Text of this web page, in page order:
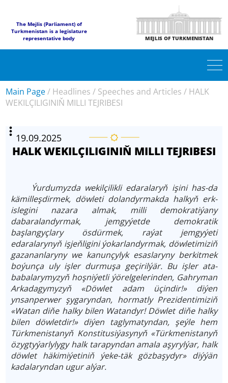
The Mejlis (Parliament) of
Turkmenistan is a legislature
representative body
MEJLIS OF TURKMENISTAN
Main Page/ Headlines / Speeches and Articles / HALK
WEKILÇILIGINIŇ MILLI TEJRIBESI
19.09.2025
HALK WEKILÇILIGINIŇ MILLI TEJRIBESI
Ýurdumyzda wekilçilikli edaralaryň işini has-da
kämilleşdirmek, döwleti dolandyrmakda halkyň erk-
islegini nazara almak, milli demokratiýany
dabaralandyrmak, jemgyýetde demokratik
başlangyçlary ösdürmek, raýat jemgyýeti
edaralarynyň işjeňligini ýokarlandyrmak, döwletimiziň
gazananlaryny we kanunçylyk esaslaryny berkitmek
boýunça uly işler durmuşa geçirilýär. Bu işler ata-
babalarymyzyň hoşniýetli ýörelgelerinden, Gahryman
Arkadagymyzyň «Döwlet adam üçindir!» diýen
ynsanperwer şygaryndan, hormatly Prezidentimiziň
«Watan diňe halky bilen Watandyr! Döwlet diňe halky
bilen döwletdir!» diýen taglymatyndan, şeýle hem
Türkmenistanyň Konstitusiýasynyň «Türkmenistanyň
özygtyýarlylygy halk tarapyndan amala aşyrylýar, halk
döwlet häkimiýetiniň ýeke-täk gözbaşydyr» diýýän
kadalaryndan ugur alýar.